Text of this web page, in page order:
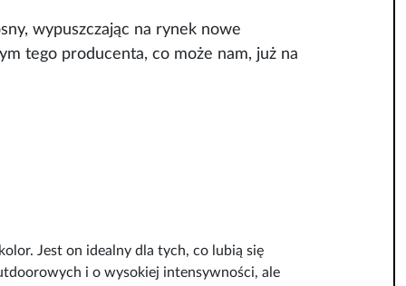
wypuszczając na rynek nowe
tego producenta, co może nam, już na
Jest on idealny dla tych, co lubią się
i o wysokiej intensywności, ale